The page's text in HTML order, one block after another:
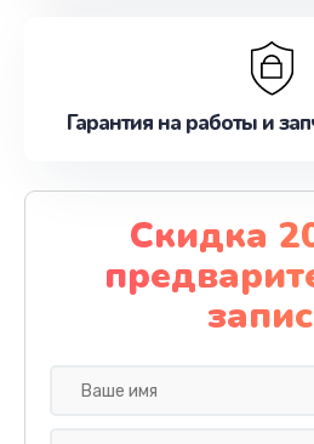
Гарантия на работы и
Скидка